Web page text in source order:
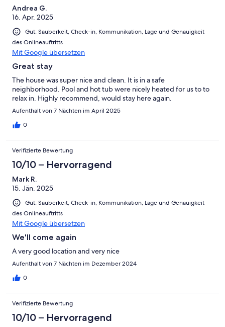
Andrea G.
16. Apr. 2025
Gut: Sauberkeit, Check-in, Kommunikation, Lage und Genauigkeit
des Onlineauftritts
Mit Google übersetzen
Great stay
The house was super nice and clean. It is in a safe
neighborhood. Pool and hot tub were nicely heated for us to to
relax in. Highly recommend, would stay here again.
Aufenthalt von 7 Nächten im April 2025
0
Verifizierte Bewertung
10/10 – Hervorragend
Mark R.
15. Jän. 2025
Gut: Sauberkeit, Check-in, Kommunikation, Lage und Genauigkeit
des Onlineauftritts
Mit Google übersetzen
We'll come again
A very good location and very nice
Aufenthalt von 7 Nächten im Dezember 2024
0
Verifizierte Bewertung
10/10 – Hervorragend